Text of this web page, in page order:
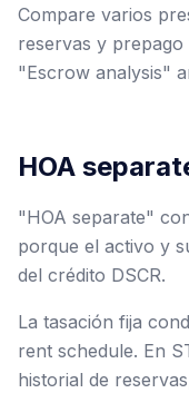
Compare varios
reservas y
"Escrow analysis"
HOA
"HOA separate"
porque el activo y
del crédito DSCR.
La tasación fija
rent schedule. En
historial de